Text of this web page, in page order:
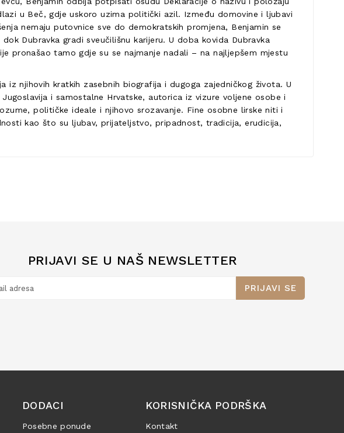
u Beč, gdje uskoro uzima politički azil. Između domovine i ljubavi
nemaju putovnice sve do demokratskih promjena, Benjamin se
Dubravka gradi sveučilišnu karijeru. U doba kovida Dubravka
pronašao tamo gdje su se najmanje nadali – na najljepšem mjestu
njihovih kratkih zasebnih biografija i dugoga zajedničkog života. U
i samostalne Hrvatske, autorica iz vizure voljene osobe i
političke ideale i njihovo srozavanje. Fine osobne lirske niti i
kao što su ljubav, prijateljstvo, pripadnost, tradicija, erudicija,
PRIJAVI SE U NAŠ NEWSLETTER
PRIJAVI SE
DODACI
Posebne ponude
KORISNIČKA PODRŠKA
Kontakt